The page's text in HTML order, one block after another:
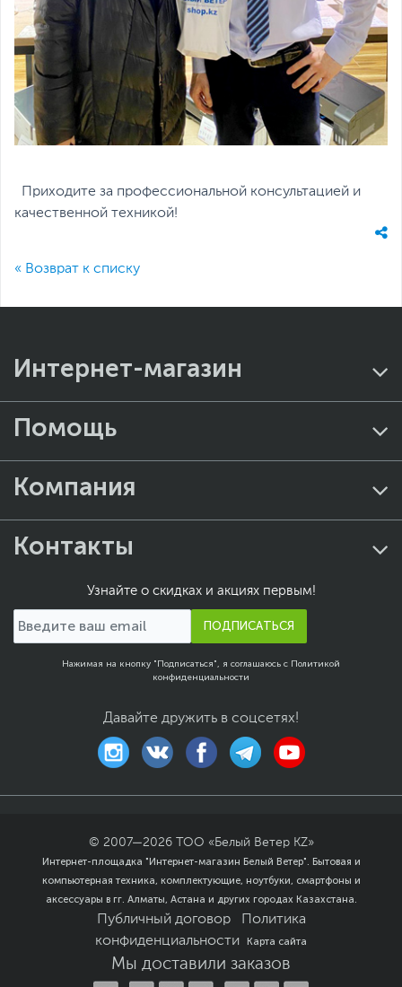
Приходите за профессиональной консультацией и
качественной техникой!
« Возврат к списку
Интернет-магазин
Помощь
Компания
Контакты
Узнайте о скидках и акциях первым!
ПОДПИСАТЬСЯ
Нажимая на кнопку "Подписаться", я соглашаюсь с Политикой
конфиденциальности
Давайте дружить в соцсетях!
© 2007—2026
ТОО «Белый Ветер KZ»
Интернет-площадка "Интернет-магазин Белый Ветер". Бытовая и
компьютерная техника, комплектующие, ноутбуки, смартфоны и
аксессуары в гг. Алматы, Астана и других городах Казахстана.
Публичный договор
Политика
конфиденциальности
Карта сайта
Мы доставили заказов